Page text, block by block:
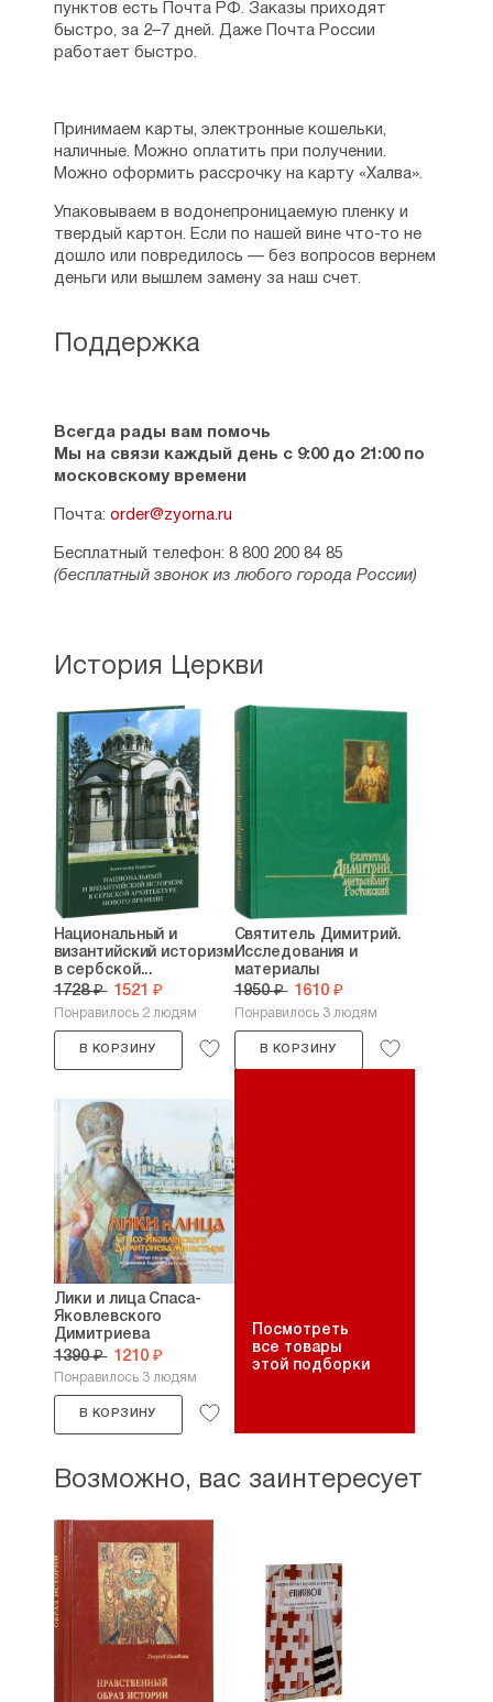
Поддержка
Всегда рады вам помочь
Мы на связи каждый день с 9:00 до 21:00 по
московскому времени
Почта: order@zyorna.ru
Бесплатный телефон: 8 800 200 84 85
(бесплатный звонок из любого города России)
пунктов есть Почта РФ. Заказы приходят
быстро, за 2–7 дней. Даже Почта России
работает быстро.
Принимаем карты, электронные кошельки,
наличные. Можно оплатить при получении.
Можно оформить рассрочку на карту «Халва».
Упаковываем в водонепроницаемую пленку и
твердый картон. Если по нашей вине что-то не
дошло или повредилось — без вопросов вернем
деньги или вышлем замену за наш счет.
История Церкви
Национальный и
византийский историзм
в сербской...
1728 ₽ 1521 ₽
Понравилось 2 людям
В КОРЗИНУ
Святитель Димитрий.
Исследования и
материалы
1950 ₽ 1610 ₽
Понравилось 3 людям
В КОРЗИНУ
Лики и лица Спаса-
Яковлевского
Димитриева
монастыря....
1390 ₽ 1210 ₽
Понравилось 3 людям
В КОРЗИНУ
Посмотреть
все товары
этой подборки
Возможно, вас заинтересует